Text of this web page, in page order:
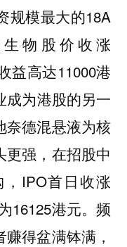
规模最大的18A
物股价收涨
益高达11000港
成为港股的另一
奈德混悬液为核
强，在招股中
IPO首日收涨
16125港元。频
得盆满钵满，